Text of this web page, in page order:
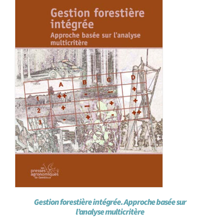
Gestion forestière intégrée. Approche basée sur
l’analyse multicritère